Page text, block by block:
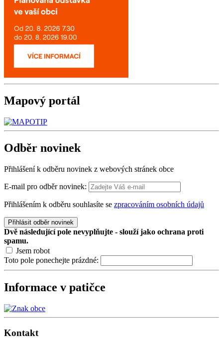
Mapový portál
Odběr novinek
Přihlášení k odběru novinek z webových stránek obce
E-mail pro odběr novinek:
Přihlášením k odběru souhlasíte se zpracováním osobních údajů
Přihlásit odběr novinek
Dvě následující pole nevyplňujte - slouží jako ochrana proti
spamu.
Jsem robot
Toto pole ponechejte prázdné:
Informace v patičce
Kontakt